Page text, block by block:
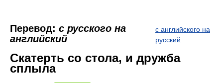
Перевод: с русского на
английский
с английского на
русский
Скатерть со стола, и дружба
сплыла